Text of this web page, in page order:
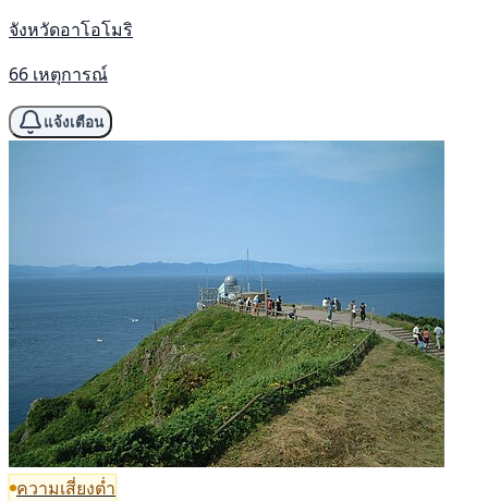
จังหวัดอาโอโมริ
66 เหตุการณ์
แจ้งเตือน
ความเสี่ยงต่ำ